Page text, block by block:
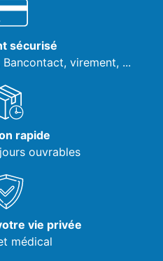
sécurisé
Bancontact, virement, ...
rapide
ouvrables
vie privée
médical